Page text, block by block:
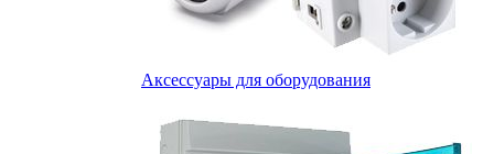
Аксессуары для оборудования